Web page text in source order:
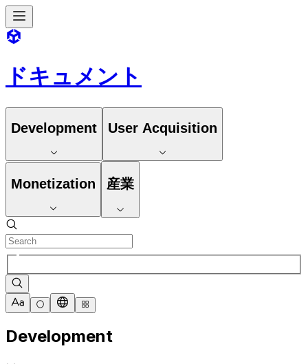
ドキュメント
Development User Acquisition
Monetization 産業
Development